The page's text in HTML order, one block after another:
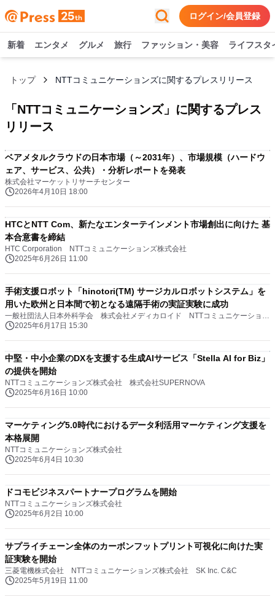
ログイン/会員登録
新着 エンタメ グルメ 旅行 ファッション・美容 ライフスタ
トップ NTTコミュニケーションズに関するプレスリリース
「 NTTコミュニケーションズ」に関するプレス
リリース
ベアメタルクラウドの日本市場（～2031年）、市場規模（ハードウ
ェア、サービス、公共）・分析レポートを発表
株式会社マーケットリサーチセンター
2026年4月10日 18:00
HTCとNTT Com、新たなエンターテインメント市場創出に向けた 基
本合意書を締結
HTC Corporation NTTコミュニケーションズ株式会社
2025年6月26日 11:00
手術支援ロボット「hinotori(TM) サージカルロボットシステム」を
用いた欧州と日本間で初となる遠隔手術の実証実験に成功
一般社団法人日本外科学会 株式会社メディカロイド NTTコミュニケーションズ株式会社
2025年6月17日 15:30
中堅・中小企業のDXを支援する生成AIサービス「Stella AI for Biz」
の提供を開始
NTTコミュニケーションズ株式会社 株式会社SUPERNOVA
2025年6月16日 10:00
マーケティング5.0時代におけるデータ利活用マーケティング支援を
本格展開
NTTコミュニケーションズ株式会社
2025年6月4日 10:30
ドコモビジネスパートナープログラムを開始
NTTコミュニケーションズ株式会社
2025年6月2日 10:00
サプライチェーン全体のカーボンフットプリント可視化に向けた実
証実験を開始
三菱電機株式会社 NTTコミュニケーションズ株式会社 SK Inc. C&C
2025年5月19日 11:00